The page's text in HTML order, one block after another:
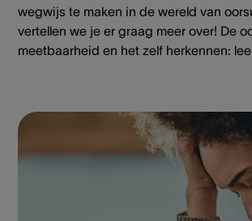
wegwijs te maken in de wereld van
vertellen we je er graag meer over! De
meetbaarheid en het zelf herkennen: